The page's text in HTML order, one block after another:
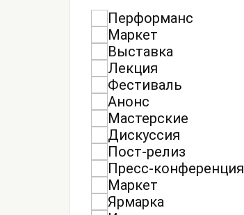
Перформанс
Маркет
Выставка
Лекция
Фестиваль
Анонс
Мастерские
Дискуссия
Пост-релиз
Пресс-конференция
Маркет
Ярмарка